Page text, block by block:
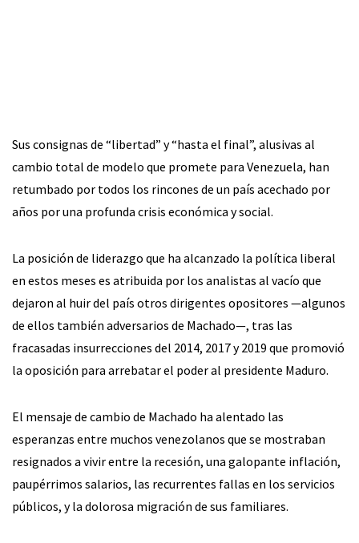
Sus consignas de “libertad” y “hasta el final”, alusivas al
cambio total de modelo que promete para Venezuela, han
retumbado por todos los rincones de un país acechado por
años por una profunda crisis económica y social.
La posición de liderazgo que ha alcanzado la política liberal
en estos meses es atribuida por los analistas al vacío que
dejaron al huir del país otros dirigentes opositores —algunos
de ellos también adversarios de Machado—, tras las
fracasadas insurrecciones del 2014, 2017 y 2019 que promovió
la oposición para arrebatar el poder al presidente Maduro.
El mensaje de cambio de Machado ha alentado las
esperanzas entre muchos venezolanos que se mostraban
resignados a vivir entre la recesión, una galopante inflación,
paupérrimos salarios, las recurrentes fallas en los servicios
públicos, y la dolorosa migración de sus familiares.